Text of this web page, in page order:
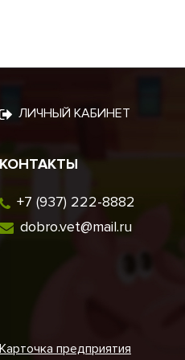
ЛИЧНЫЙ КАБИНЕТ
КОНТАКТЫ
+7 (937) 222-8882
dobro.vet@mail.ru
Карточка предприятия